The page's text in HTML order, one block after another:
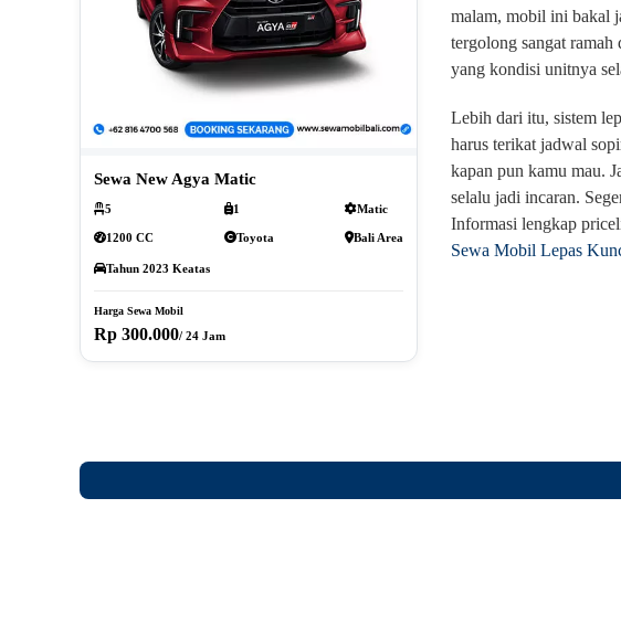
Sewa New Agya Matic
5 1 Matic
1200 CC Toyota Bali Area
Tahun 2023 Keatas
Harga Sewa Mobil
Rp 300.000/ 24 Jam
malam, mobil ini bakal
tergolong sangat
yang kondisi unitnya
Lebih dari itu, sistem
harus terikat jadwal
kapan pun kamu mau.
selalu jadi incaran.
Informasi lengkap
Sewa Mobil Lepas